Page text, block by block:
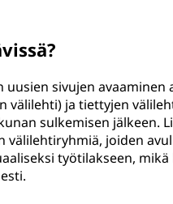
sivujen
välilehti) ja tiettyjen
sulkemisen jälkeen.
välilehtiryhmiä, joiden
työtilakseen,